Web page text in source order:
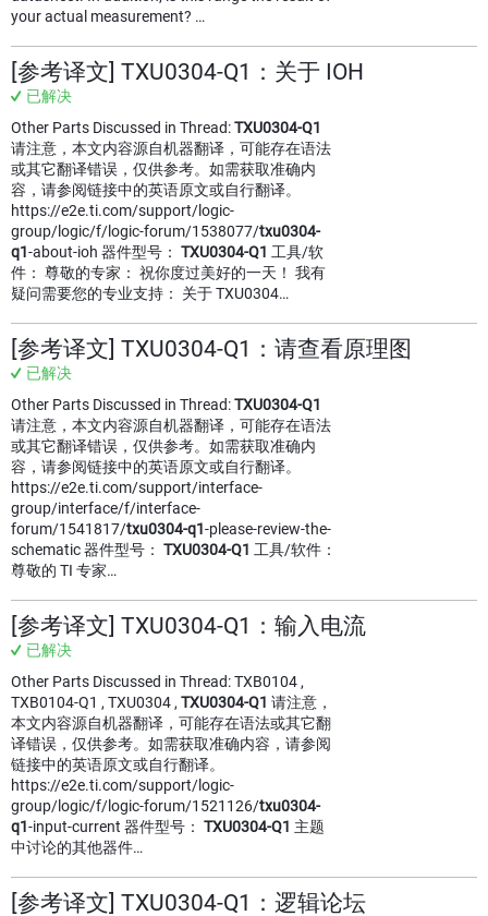
your actual measurement? …
[参考译文] TXU0304-Q1：关于 IOH
已解决
Other Parts Discussed in Thread:TXU0304-Q1
请注意，本文内容源自机器翻译，可能存在语法
或其它翻译错误，仅供参考。如需获取准确内
容，请参阅链接中的英语原文或自行翻译。
https://e2e.ti.com/support/logic-
group/logic/f/logic-forum/1538077/txu0304-
q1-about-ioh 器件型号： TXU0304-Q1 工具/软
件： 尊敬的专家： 祝你度过美好的一天！ 我有
疑问需要您的专业支持： 关于 TXU0304…
[参考译文] TXU0304-Q1：请查看原理图
已解决
Other Parts Discussed in Thread:TXU0304-Q1
请注意，本文内容源自机器翻译，可能存在语法
或其它翻译错误，仅供参考。如需获取准确内
容，请参阅链接中的英语原文或自行翻译。
https://e2e.ti.com/support/interface-
group/interface/f/interface-
forum/1541817/txu0304-q1-please-review-the-
schematic 器件型号： TXU0304-Q1 工具/软件：
尊敬的 TI 专家…
[参考译文] TXU0304-Q1：输入电流
已解决
Other Parts Discussed in Thread: TXB0104 ,
TXB0104-Q1 , TXU0304 , TXU0304-Q1 请注意，
本文内容源自机器翻译，可能存在语法或其它翻
译错误，仅供参考。如需获取准确内容，请参阅
链接中的英语原文或自行翻译。
https://e2e.ti.com/support/logic-
group/logic/f/logic-forum/1521126/txu0304-
q1-input-current 器件型号： TXU0304-Q1 主题
中讨论的其他器件…
[参考译文] TXU0304-Q1：逻辑论坛